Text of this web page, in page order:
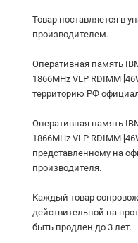
Товар поставляется в
производителем.
Оперативная память
1866MHz VLP RDIMM
территорию РФ
Оперативная память
1866MHz VLP RDIMM
представленному на
производителя.
Каждый товар
действительной на
быть продлен до 3 лет.